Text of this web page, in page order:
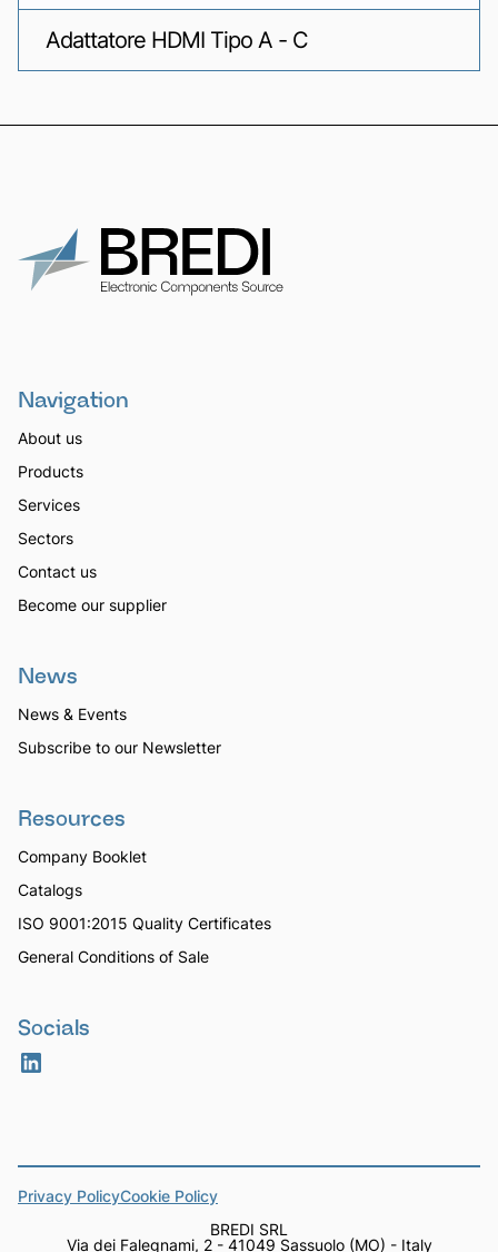
Adattatore HDMI Tipo A - C
Navigation
About us
Products
Services
Sectors
Contact us
Become our supplier
News
News & Events
Subscribe to our Newsletter
Resources
Company Booklet
Catalogs
ISO 9001:2015 Quality Certificates
General Conditions of Sale
Socials
BREDI SRL
Via dei Falegnami, 2 - 41049 Sassuolo (MO) - Italy
Privacy PolicyCookie Policy